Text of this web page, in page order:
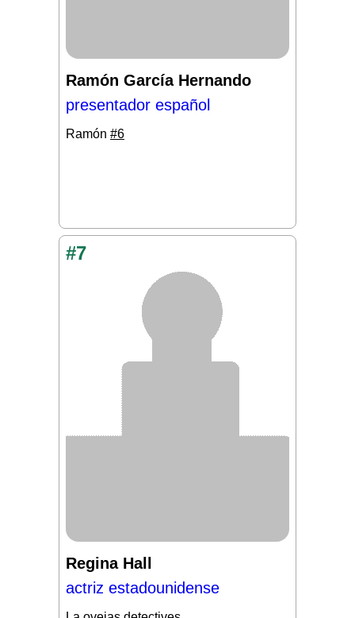
Ramón García Hernando
presentador español
Ramón #6
#7
Regina Hall
actriz estadounidense